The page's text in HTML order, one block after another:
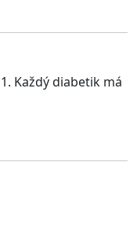
Každý diabetik má